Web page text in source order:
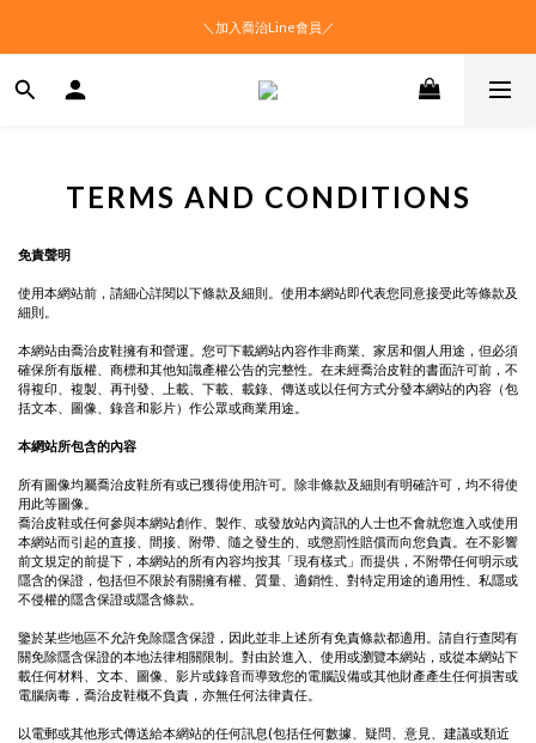
＼加入喬治Line會員／
TERMS AND CONDITIONS
免責聲明
使用本網站前，請細心詳閱以下條款及細則。使用本網站即代表您同意接受此等條款及
細則。
本網站由喬治皮鞋擁有和營運。您可下載網站內容作非商業、家居和個人用途，但必須
確保所有版權、商標和其他知識產權公告的完整性。在未經喬治皮鞋的書面許可前，不
得複印、複製、再刊發、上載、下載、載錄、傳送或以任何方式分發本網站的內容（包
括文本、圖像、錄音和影片）作公眾或商業用途。
本網站所包含的內容
所有圖像均屬喬治皮鞋所有或已獲得使用許可。除非條款及細則有明確許可，均不得使
用此等圖像。
喬治皮鞋或任何參與本網站創作、製作、或發放站內資訊的人士也不會就您進入或使用
本網站而引起的直接、間接、附帶、隨之發生的、或懲罰性賠償而向您負責。在不影響
前文規定的前提下，本網站的所有內容均按其「現有樣式」而提供，不附帶任何明示或
隱含的保證，包括但不限於有關擁有權、質量、適銷性、對特定用途的適用性、私隱或
不侵權的隱含保證或隱含條款。
鑒於某些地區不允許免除隱含保證，因此並非上述所有免責條款都適用。請自行查閱有
關免除隱含保證的本地法律相關限制。對由於進入、使用或瀏覽本網站，或從本網站下
載任何材料、文本、圖像、影片或錄音而導致您的電腦設備或其他財產產生任何損害或
電腦病毒，喬治皮鞋概不負責，亦無任何法律責任。
以電郵或其他形式傳送給本網站的任何訊息(包括任何數據、疑問、意見、建議或類近